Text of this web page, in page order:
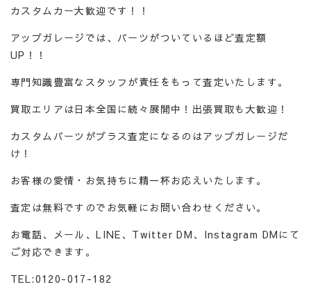
カスタムカー大歓迎です！！
アップガレージでは、パーツがついているほど査定額
UP！！
専門知識豊富なスタッフが責任をもって査定いたします。
買取エリアは日本全国に続々展開中！出張買取も大歓迎！
カスタムパーツがプラス査定になるのはアップガレージだ
け！
お客様の愛情・お気持ちに精一杯お応えいたします。
査定は無料ですのでお気軽にお問い合わせください。
お電話、メール、LINE、Twitter DM、Instagram DMにて
ご対応できます。
TEL:0120-017-182